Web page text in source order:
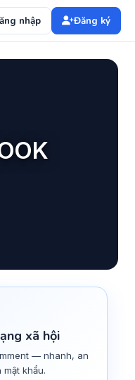
nhập Đăng ký
xã hội
— nhanh, an
khẩu.